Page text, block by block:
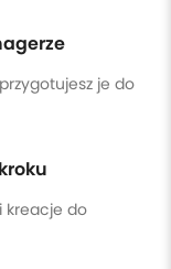
je do
kreacje do